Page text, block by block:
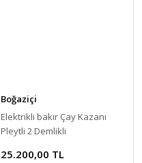
Boğaziçi
Elektrikli bakır Çay Kazanı
Pleytli 2 Demlikli
25.200,00 TL